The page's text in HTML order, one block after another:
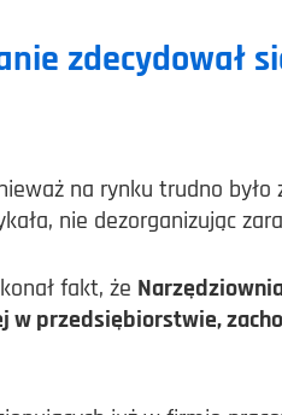
zdecydował
na rynku trudno
nie dezorganizując
fakt, że
przedsiębiorstwie,